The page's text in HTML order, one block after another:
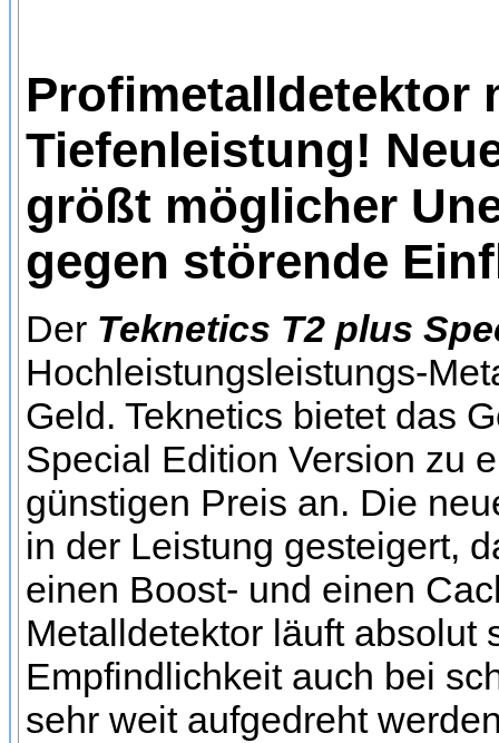
Profimetalldetektor
Tiefenleistung!
größt möglicher
gegen störende
Der Teknetics T2 plus
Hochleistungsleistungs-
Geld. Teknetics bietet das
Special Edition Version zu
günstigen Preis an. Die
in der Leistung gesteigert,
einen Boost- und einen
Metalldetektor läuft absolut
Empfindlichkeit auch bei
sehr weit aufgedreht